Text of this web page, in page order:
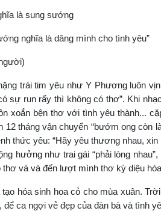
là sung sướng
nghĩa là dâng mình cho tình yêu”
trái tim yêu như Y Phương luôn
sự run rẩy thì không có thơ”. Khi
xoắn bện thơ với tình yêu thành...
12 tháng vận chuyển “bướm ong còn
thức yêu: “Hãy yêu thương nhau,
hưởng như trai gái “phải lòng
thơ và và đến lượt mình thơ kỳ diệu
hóa sinh hoa cỏ cho mùa xuân.
để ca ngợi vẻ đẹp của đàn bà và tình